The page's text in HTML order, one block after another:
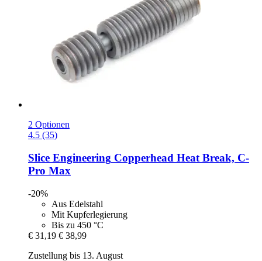
2 Optionen
4.5 (35)
Slice Engineering Copperhead Heat Break, C-​
Pro Max
-20%
Aus Edelstahl
Mit Kupferlegierung
Bis zu 450 °C
€ 31,19 € 38,99
Zustellung bis 13. August